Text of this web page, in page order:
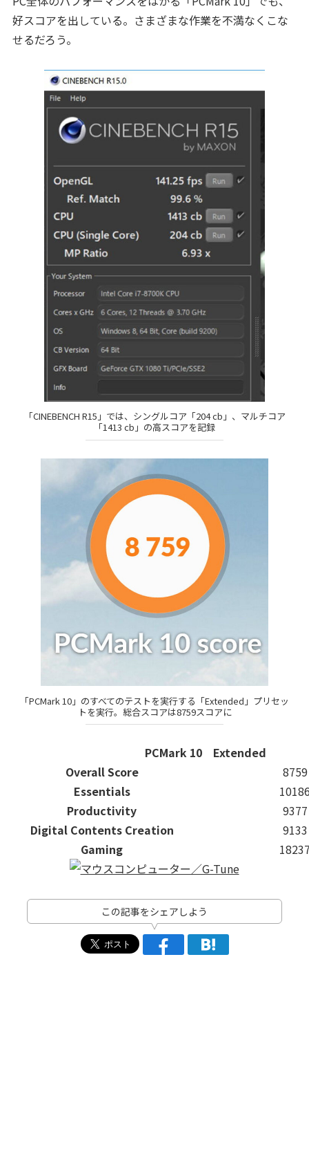
好スコアを出している。さまざまな作業を不満なくこな
せるだろう。
「CINEBENCH R15」では、シングルコア「204 cb」、マルチコア
「1413 cb」の高スコアを記録
「PCMark 10」のすべてのテストを実行する「Extended」プリセッ
トを実行。総合スコアは8759スコアに
PCMark 10 Extended
Overall Score
8759
Essentials
Productivity
9377
Digital Contents Creation
9133
Gaming
この記事をシェアしよう